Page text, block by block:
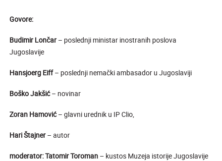
Govore:
Budimir Lončar – poslednji ministar inostranih poslova
Jugoslavije
Hansjoerg Eiff– poslednji nemački ambasador u Jugoslaviji
Boško Jakšić– novinar
Zoran Hamović– glavni urednik u IP Clio,
HariŠtajner –autor
moderator:Tatomir Toroman – kustos Muzeja istorije Jugoslavije